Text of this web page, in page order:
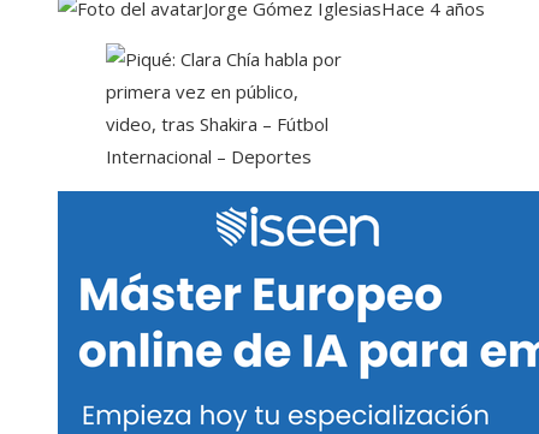
Jorge Gómez IglesiasHace 4 años